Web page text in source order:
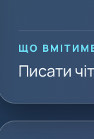
ЩО
Писати